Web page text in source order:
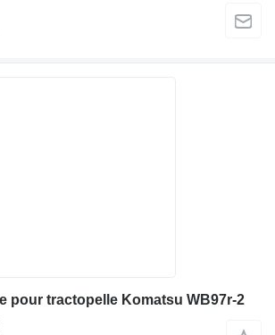
pour tractopelle Komatsu WB97r-2